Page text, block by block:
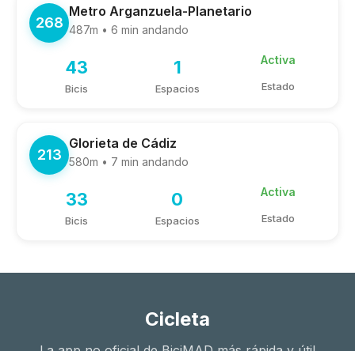
268
Metro Arganzuela-Planetario
487m • 6 min andando
43
Bicis
1
Espacios
Activa
Estado
213
Glorieta de Cádiz
580m • 7 min andando
33
Bicis
0
Espacios
Activa
Estado
Cicleta